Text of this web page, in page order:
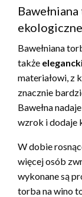
Bawełniana
także
materiałowi, z
znacznie
Bawełna
wzrok i dodaje
W dobie
więcej osób
wykonane są
torba na wino